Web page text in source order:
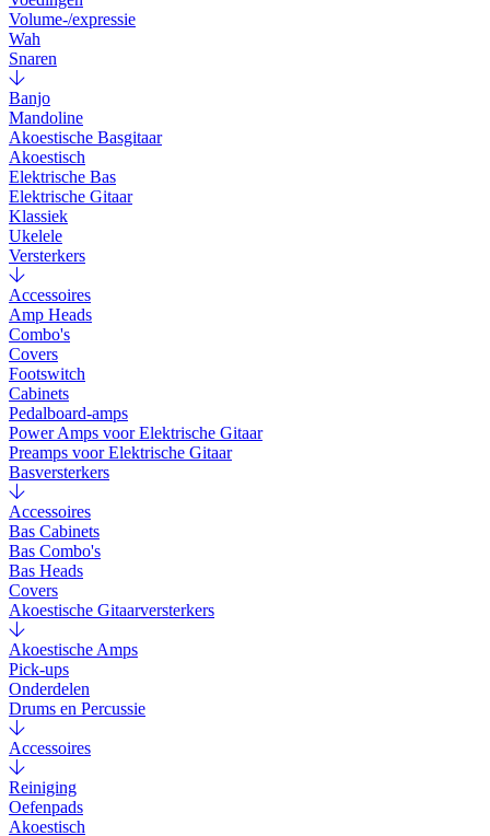
Volume-/expressie
Wah
Snaren
Banjo
Mandoline
Akoestische Basgitaar
Akoestisch
Elektrische Bas
Elektrische Gitaar
Klassiek
Ukelele
Versterkers
Accessoires
Amp Heads
Combo's
Covers
Footswitch
Cabinets
Pedalboard-amps
Power Amps voor Elektrische Gitaar
Preamps voor Elektrische Gitaar
Basversterkers
Accessoires
Bas Cabinets
Bas Combo's
Bas Heads
Covers
Akoestische Gitaarversterkers
Akoestische Amps
Pick-ups
Onderdelen
Drums en Percussie
Accessoires
Reiniging
Oefenpads
Akoestisch